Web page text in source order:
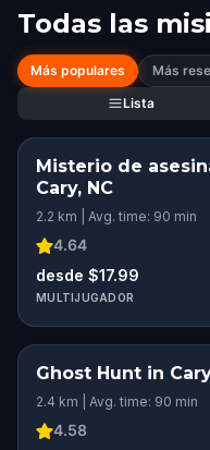
Todas las
Más populares Más
Lista
Misterio de
Cary, NC
2.2 km | Avg. time: 90 min
4.64
desde $17.99
MULTIJUGADOR
Ghost Hunt in
2.4 km | Avg. time: 90 min
4.58